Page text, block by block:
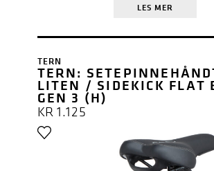
LES MER
TERN
TERN:
LITEN / SIDEKICK FLAT
GEN 3 (H)
KR1.125